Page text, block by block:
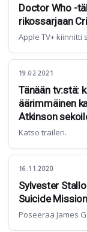
Doctor Who -
rikossarjaan
Apple TV+ kiinnitti
19.02.2021
Tänään tv:stä:
äärimmäinen
Atkinson
Katso traileri.
16.11.2020
Sylvester
Suicide
Poseeraa James